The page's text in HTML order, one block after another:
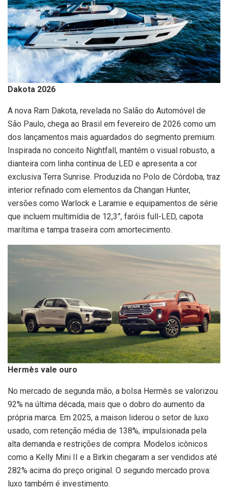
Dakota 2026
A nova Ram Dakota, revelada no Salão do Automóvel de
São Paulo, chega ao Brasil em fevereiro de 2026 como um
dos lançamentos mais aguardados do segmento premium.
Inspirada no conceito Nightfall, mantém o visual robusto, a
dianteira com linha contínua de LED e apresenta a cor
exclusiva Terra Sunrise. Produzida no Polo de Córdoba, traz
interior refinado com elementos da Changan Hunter,
versões como Warlock e Laramie e equipamentos de série
que incluem multimídia de 12,3”, faróis full-LED, capota
marítima e tampa traseira com amortecimento.
Hermès vale ouro
No mercado de segunda mão, a bolsa Hermès se valorizou
92% na última década, mais que o dobro do aumento da
própria marca. Em 2025, a maison liderou o setor de luxo
usado, com retenção média de 138%, impulsionada pela
alta demanda e restrições de compra. Modelos icônicos
como a Kelly Mini II e a Birkin chegaram a ser vendidos até
282% acima do preço original. O segundo mercado prova:
luxo também é investimento.